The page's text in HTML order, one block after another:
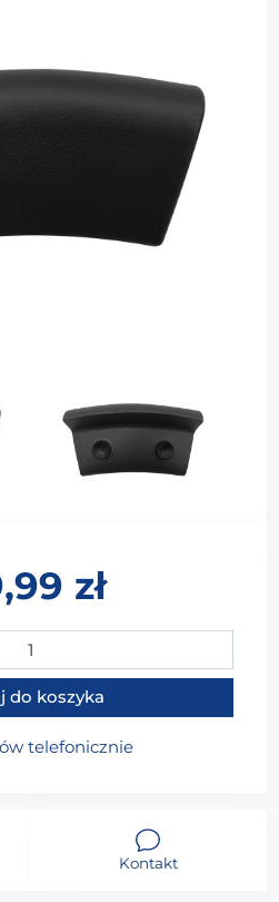
zł
WANNY NA PRZYSSAWKI ZG-
do koszyka
telefonicznie
Kontakt